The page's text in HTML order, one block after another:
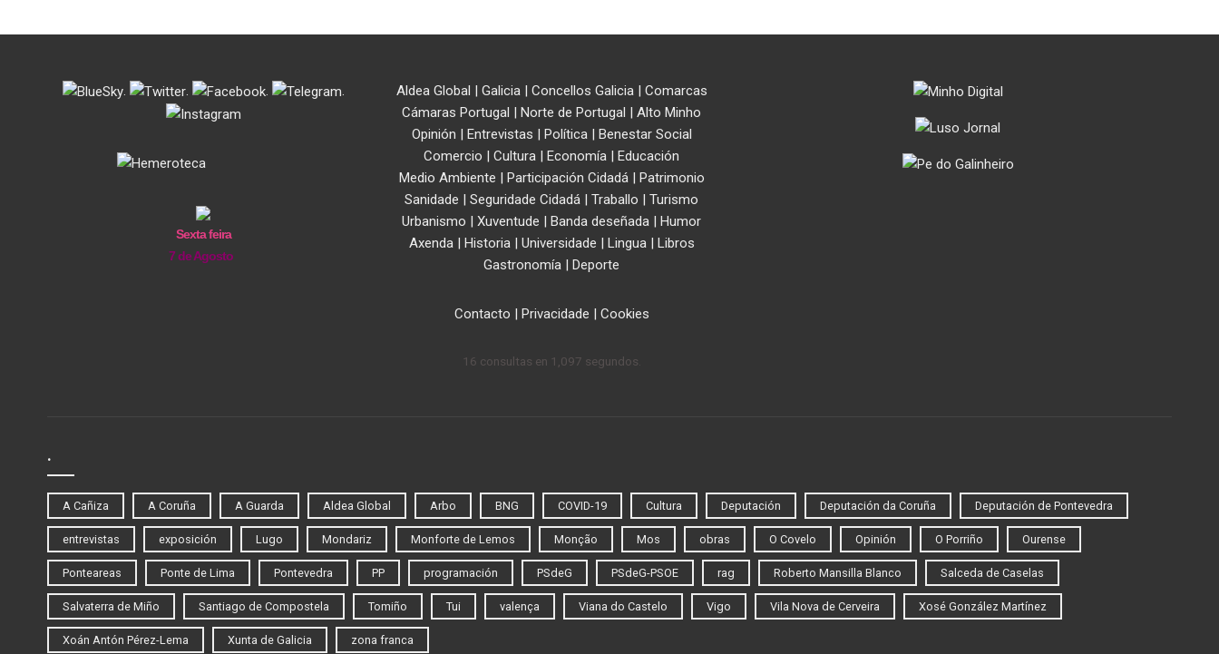
. . . .
Sexta feira
7 de Agosto
Aldea Global | Galicia| Concellos Galicia| Comarcas
Cámaras Portugal | Norte de Portugal | Alto Minho
Opinión | Entrevistas | Política| Benestar Social
Comercio | Cultura | Economía | Educación
Medio Ambiente | Participación Cidadá| Patrimonio
Sanidade | Seguridade Cidadá | Traballo | Turismo
Urbanismo | Xuventude | Banda deseñada | Humor
Axenda| Historia| Universidade | Lingua| Libros
Gastronomía | Deporte
Contacto | Privacidade | Cookies
16 consultas en 1,097 segundos.
.
A Cañiza A Coruña A Guarda Aldea Global Arbo BNG COVID-19 Cultura Deputación Deputación da Coruña Deputación de Pontevedra
entrevistas exposición Lugo Mondariz Monforte de Lemos Monção Mos obras O Covelo Opinión O Porriño Ourense
Ponteareas Ponte de Lima Pontevedra PP programación PSdeG PSdeG-PSOE rag Roberto Mansilla Blanco Salceda de Caselas
Salvaterra de Miño Santiago de Compostela Tomiño Tui valença Viana do Castelo Vigo Vila Nova de Cerveira Xosé González Martínez
Xoán Antón Pérez-Lema Xunta de Galicia zona franca